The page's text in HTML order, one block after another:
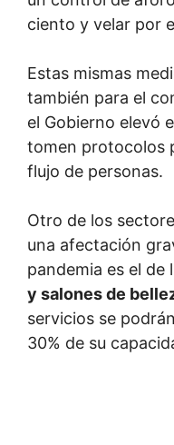
ciento y velar por
Estas mismas
también para el
el Gobierno elevó
tomen protocolos
flujo de personas.
Otro de los
una afectación
pandemia es el de
y salones de
servicios se
30% de su